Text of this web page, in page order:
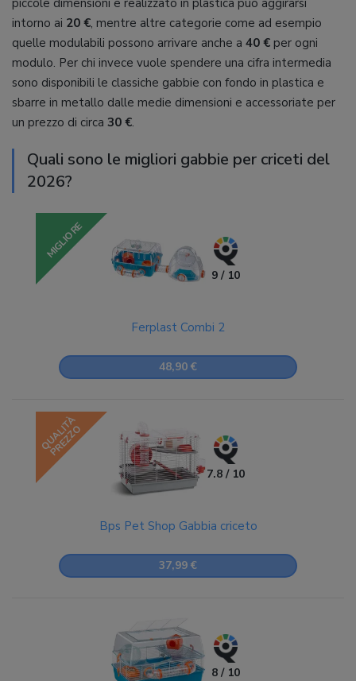
piccole dimensioni e realizzato in plastica può aggirarsi
intorno ai 20 €, mentre altre categorie come ad esempio
quelle modulabili possono arrivare anche a 40 € per ogni
modulo. Per chi invece vuole spendere una cifra intermedia
sono disponibili le classiche gabbie con fondo in plastica e
sbarre in metallo dalle medie dimensioni e accessoriate per
un prezzo di circa 30 €.
Quali sono le migliori gabbie per criceti del
2026?
MIGLIORE
9 / 10
Ferplast Combi 2
48,90 €
QUALITÀ
PREZZO
7.8 / 10
Bps Pet Shop Gabbia criceto
37,99 €
8 / 10